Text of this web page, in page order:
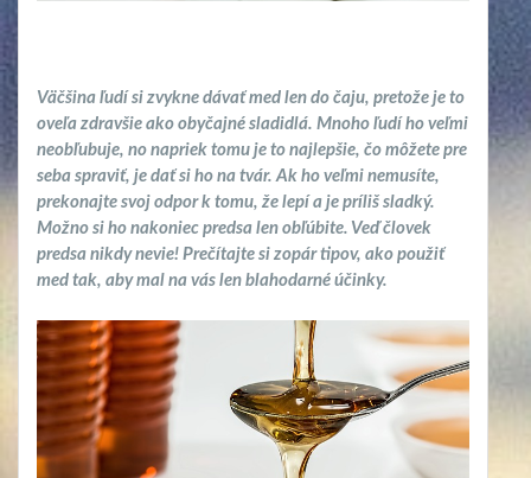
Väčšina ľudí si zvykne dávať med len do čaju, pretože je to
oveľa zdravšie ako obyčajné sladidlá. Mnoho ľudí ho veľmi
neobľubuje, no napriek tomu je to najlepšie, čo môžete pre
seba spraviť, je dať si ho na tvár. Ak ho veľmi nemusíte,
prekonajte svoj odpor k tomu, že lepí a je príliš sladký.
Možno si ho nakoniec predsa len obľúbite. Veď človek
predsa nikdy nevie! Prečítajte si zopár tipov, ako použiť
med tak, aby mal na vás len blahodarné účinky.